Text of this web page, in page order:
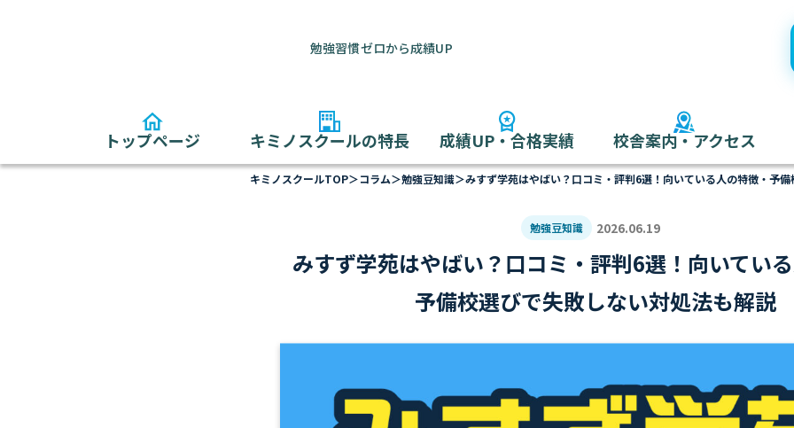
勉強習慣ゼロから成績UP
トップページ キミノスクールの特長 成績UP・合格実績 校舎案内・アクセス
キミノスクールTOP＞コラム＞勉強豆知識＞みすず学苑はやばい？口コミ・評判6選！向いている人の特徴・予
勉強豆知識 2026.06.19
みすず学苑はやばい？口コミ・評判6選！向いてい
予備校選びで失敗しない対処法も解説